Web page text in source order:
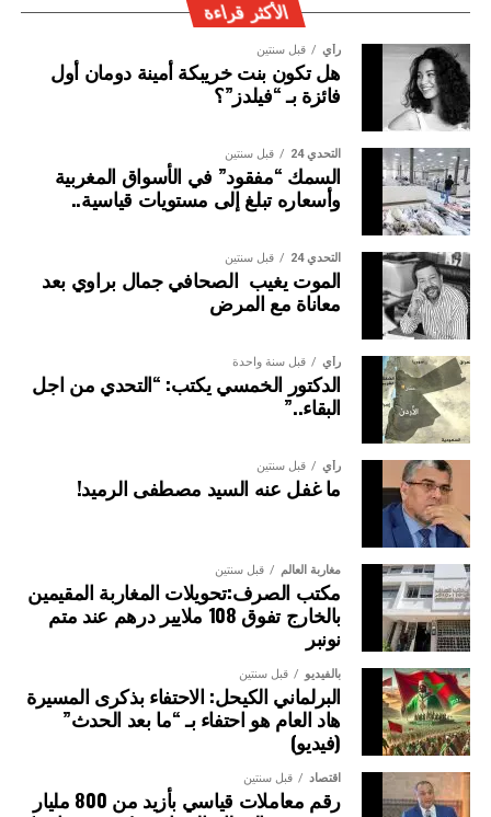
الأكثر قراءة
رأي قبل سنتين
هل تكون بنت خريبكة أمينة دومان أول
فائزة بـ “فيلدز”؟
التحدي 24 قبل سنتين
السمك “مفقود” في الأسواق المغربية
وأسعاره تبلغ إلى مستويات قياسية..
التحدي 24 قبل سنتين
الموت يغيب الصحافي جمال براوي بعد
معاناة مع المرض
رأي قبل سنة واحدة
الدكتور الخمسي يكتب: “التحدي من اجل
البقاء..”
رأي قبل سنتين
ما غفل عنه السيد مصطفى الرميد!
مغاربة العالم قبل سنتين
مكتب الصرف:تحويلات المغاربة المقيمين
بالخارج تفوق 108 ملايير درهم عند متم
نونبر
بالفيديو قبل سنتين
البرلماني الكيحل: الاحتفاء بذكرى المسيرة
هاد العام هو احتفاء بـ “ما بعد الحدث”
(فيديو)
اقتصاد قبل سنتين
رقم معاملات قياسي بأزيد من 800 مليار